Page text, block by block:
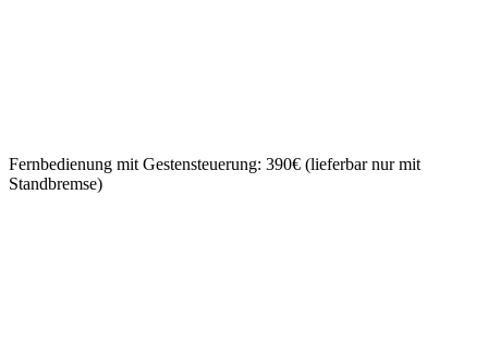
Fernbedienung mit Gestensteuerung: 390€ (lieferbar nur mit
Standbremse)